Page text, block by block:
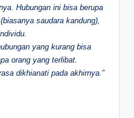
Hubungan ini bisa berupa
saudara kandung),
yang kurang bisa
orang yang terlibat.
dikhianati pada akhirnya.”